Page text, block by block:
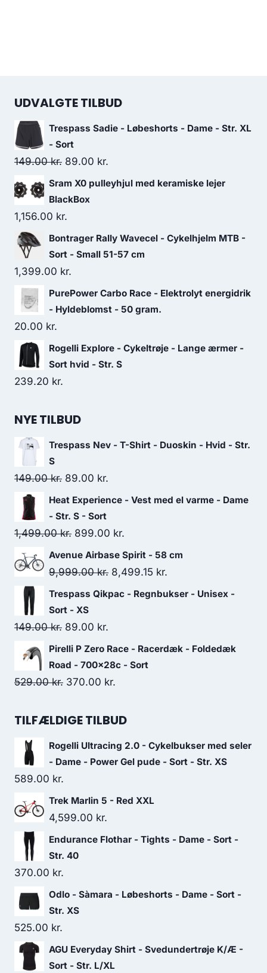
UDVALGTE TILBUD
Trespass Sadie - Løbeshorts - Dame - Str. XL
- Sort
149.00kr. Original
price
was:
149.00 kr..
89.00 kr.
price
Sram X0 pulleyhjul med keramiske lejer
BlackBox
1,156.00 kr.
Bontrager Rally Wavecel - Cykelhjelm MTB -
Sort - Small 51-57 cm
1,399.00 kr.
PurePower Carbo Race - Elektrolyt energidrik
- Hyldeblomst - 50 gram.
20.00 kr.
Rogelli Explore - Cykeltrøje - Lange ærmer -
Sort hvid - Str. S
239.20 kr.
NYE TILBUD
Trespass Nev - T-Shirt - Duoskin - Hvid - Str.
S
149.00kr. Original
price
was:
149.00 kr..
89.00 kr.
price
89.00 kr..
Heat Experience - Vest med el varme - Dame
- Str. S - Sort
1,499.00kr. Original
price
was:
899.00 kr.
price
is:
Avenue Airbase Spirit - 58 cm
9,999.00kr. Original
price
8,499.15 kr.
price
Trespass Qikpac - Regnbukser - Unisex -
Sort - XS
149.00kr. Original
price
was:
149.00 kr..
89.00 kr.
price
is:
89.00 kr..
Pirelli P Zero Race - Racerdæk - Foldedæk
Road - 700x28c - Sort
529.00kr. Original
was:
370.00 kr.
is:
TILFÆLDIGE TILBUD
Rogelli Ultracing 2.0 - Cykelbukser med seler
- Dame - Power Gel pude - Sort - Str. XS
589.00 kr.
Trek Marlin 5 - Red XXL
4,599.00 kr.
Endurance Flothar - Tights - Dame - Sort -
Str. 40
370.00 kr.
Odlo - Sàmara - Løbeshorts - Dame - Sort -
Str. XS
525.00 kr.
AGU Everyday Shirt - Svedundertrøje K/Æ -
Sort - Str. L/XL